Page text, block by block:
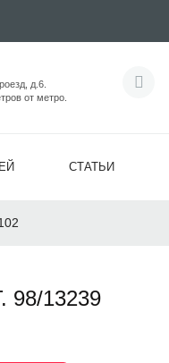
д.6.
от метро.
СТАТЬИ
13239